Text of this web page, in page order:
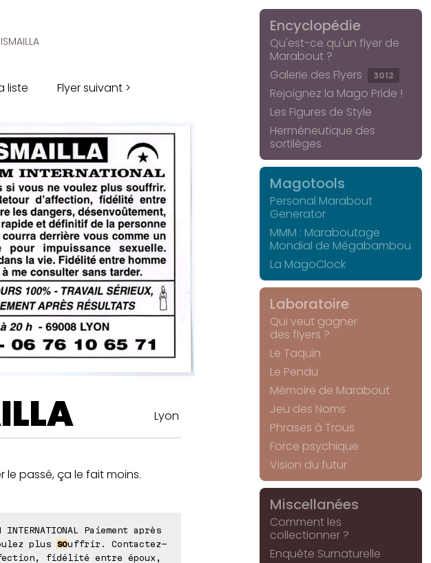
liste Flyer suivant >
Lyon
le passé, ça le fait moins.
INTERNATIONAL Paiement après
plus
souffrir. Contactez-
fidélité entre époux,
Encyclopédie
Qu'est-ce qu'un flyer de
Marabout ?
Galerie des Flyers
3012
Rejoignez la Mago Pride !
Les Figures de Style
Herméneutique des
sortilèges
Magotools
Personal Marabout
Generator
MMM : Maraboutage
Mondial de Mégabambou
La MagoClock
Laboratoire
Qui veut gagner
des flyers ?
Le Taquin
Le Pendu
Mémoire de Marabout
Jeu des Noms
Phrases à Trous
Force psychique
Vision du futur
Miscellanées
Comment les
collectionner ?
Enquête Surnaturelle